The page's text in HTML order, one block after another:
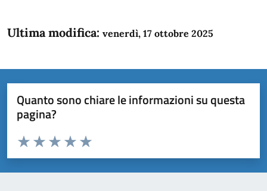
Ultima modifica: venerdì, 17 ottobre 2025
Quanto sono chiare le informazioni su questa
pagina?
Domanda
Valuta da 1 a 5 stelle la pagina
Valuta 5 stelle su 5
Valuta 4 stelle su 5
Valuta 3 stelle su 5
Valuta 2 stelle su 5
Valuta 1 stelle su 5